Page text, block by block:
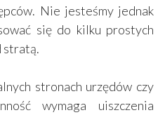
Nie jesteśmy jednak
się do kilku prostych
stratą.
stronach urzędów czy
wymaga uiszczenia